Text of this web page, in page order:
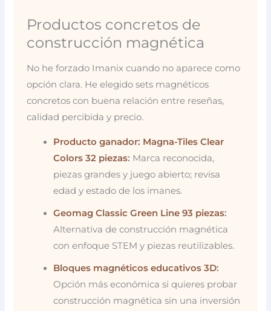
Productos concretos de
construcción magnética
No he forzado Imanix cuando no aparece como
opción clara. He elegido sets magnéticos
concretos con buena relación entre reseñas,
calidad percibida y precio.
Producto ganador: Magna-Tiles Clear
Colors 32 piezas: Marca reconocida,
piezas grandes y juego abierto; revisa
edad y estado de los imanes.
Geomag Classic Green Line 93 piezas:
Alternativa de construcción magnética
con enfoque STEM y piezas reutilizables.
Bloques magnéticos educativos 3D:
Opción más económica si quieres probar
construcción magnética sin una inversión